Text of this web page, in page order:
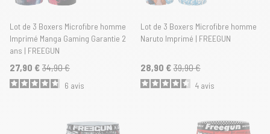
Lot de 3 Boxers Microfibre homme
Imprimé Manga Gaming Garantie 2
ans | FREEGUN
27,90 € 34,90 €
6 avis
Lot de 3 Boxers Microfibre homme
Naruto Imprimé | FREEGUN
28,90 € 39,90 €
4 avis